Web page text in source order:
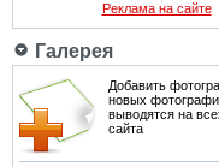
Реклама на сайте
Галерея
Добавить
новых
выводятся на
сайта